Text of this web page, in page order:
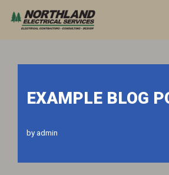
Skip
EXAMPLE BLOG
byadmin